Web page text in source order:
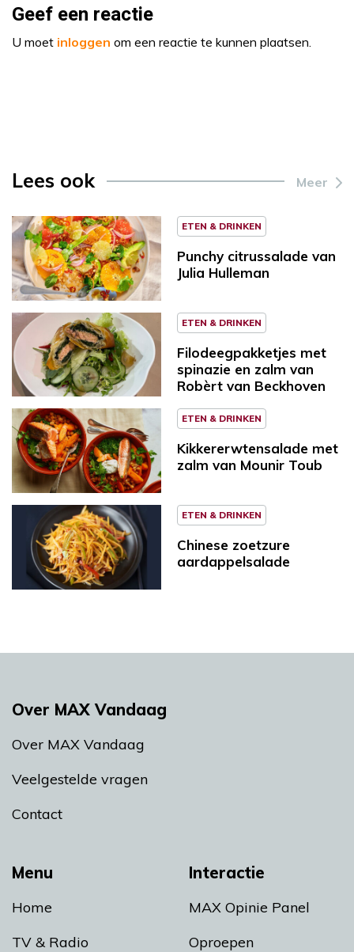
Geef een reactie
U moet inloggen om een reactie te kunnen plaatsen.
Lees ook Meer
ETEN & DRINKEN
Punchy citrussalade van
Julia Hulleman
ETEN & DRINKEN
Filodeegpakketjes met
spinazie en zalm van
Robèrt van Beckhoven
ETEN & DRINKEN
Kikkererwtensalade met
zalm van Mounir Toub
ETEN & DRINKEN
Chinese zoetzure
aardappelsalade
Menu
Home
TV & Radio
Interactie
MAX Opinie Panel
Oproepen
Over MAX Vandaag
Over MAX Vandaag
Veelgestelde vragen
Contact